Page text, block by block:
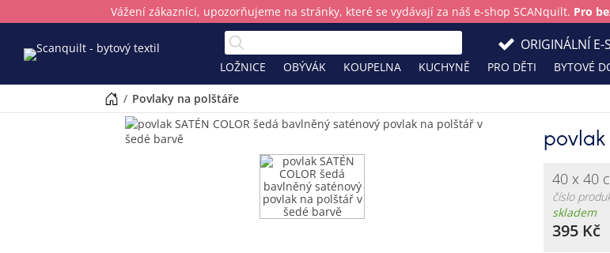
Vážení zákazníci, upozorňujeme na stránky, které se vydávají za náš e-shop SCANquilt. Pro
LOŽNICE OBÝVÁK KOUPELNA KUCHYNĚ PRO DĚTI BYTOVÉ
ORIGINÁLNÍ E-
/ povlaky na polštáře
povlak
40 x 40
číslo
skladem
395 Kč